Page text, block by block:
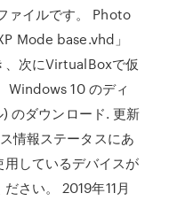
ァイルです。 Photo
Mode base.vhd」
、次にVirtualBoxで仮
Windows 10 のディ
のダウンロード. 更新
情報ステータスにあ
しているデバイスが
さい。 2019年11月